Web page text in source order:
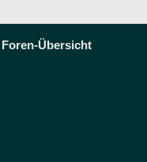
Foren-Übersicht